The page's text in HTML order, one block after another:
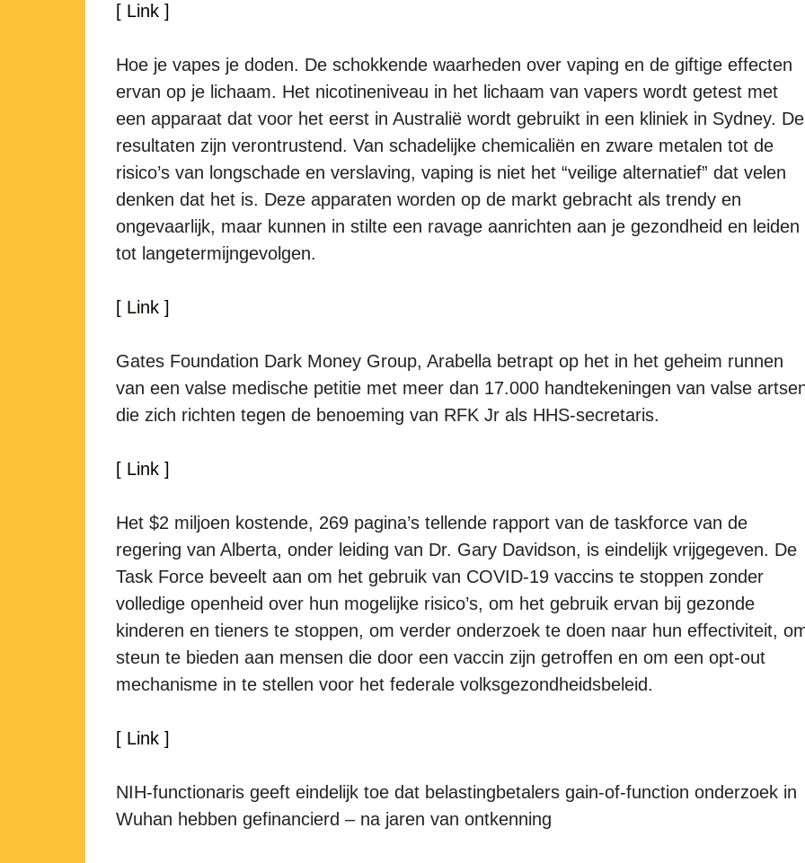
[ Link ]
Hoe je vapes je doden. De schokkende waarheden over vaping en de giftige effecten
ervan op je lichaam. Het nicotineniveau in het lichaam van vapers wordt getest met
een apparaat dat voor het eerst in Australië wordt gebruikt in een kliniek in Sydney. De
resultaten zijn verontrustend. Van schadelijke chemicaliën en zware metalen tot de
risico’s van longschade en verslaving, vaping is niet het “veilige alternatief” dat velen
denken dat het is. Deze apparaten worden op de markt gebracht als trendy en
ongevaarlijk, maar kunnen in stilte een ravage aanrichten aan je gezondheid en leiden
tot langetermijngevolgen.
[ Link ]
Gates Foundation Dark Money Group, Arabella betrapt op het in het geheim runnen
van een valse medische petitie met meer dan 17.000 handtekeningen van valse
die zich richten tegen de benoeming van RFK Jr als HHS-secretaris.
[ Link ]
Het $2 miljoen kostende, 269 pagina’s tellende rapport van de taskforce van de
regering van Alberta, onder leiding van Dr. Gary Davidson, is eindelijk vrijgegeven. De
Task Force beveelt aan om het gebruik van COVID-19 vaccins te stoppen zonder
volledige openheid over hun mogelijke risico’s, om het gebruik ervan bij gezonde
kinderen en tieners te stoppen, om verder onderzoek te doen naar hun effectiviteit,
steun te bieden aan mensen die door een vaccin zijn getroffen en om een opt-out
mechanisme in te stellen voor het federale volksgezondheidsbeleid.
[ Link ]
NIH-functionaris geeft eindelijk toe dat belastingbetalers gain-of-function onderzoek in
Wuhan hebben gefinancierd – na jaren van ontkenning